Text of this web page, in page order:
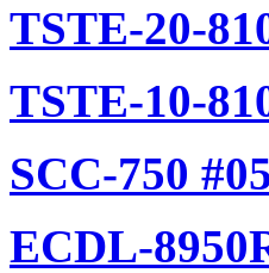
TSTE-20-
TSTE-10-
SCC-750
ECDL-